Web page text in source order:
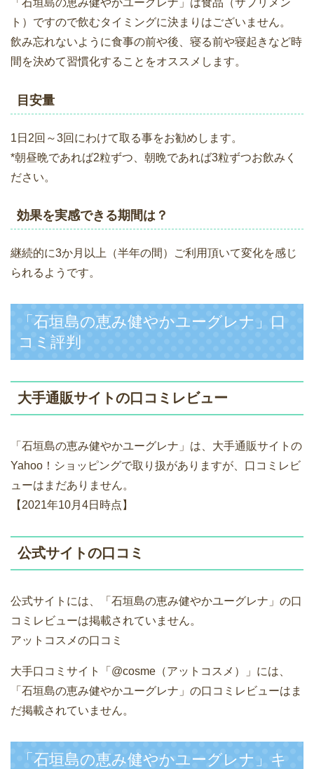
「石垣島の恵み健やかユーグレナ」は食品（サプリメン
ト）ですので飲むタイミングに決まりはございません。
飲み忘れないように食事の前や後、寝る前や寝起きなど時
間を決めて習慣化することをオススメします。
目安量
1日2回～3回にわけて取る事をお勧めします。
*朝昼晩であれば2粒ずつ、朝晩であれば3粒ずつお飲みく
ださい。
効果を実感できる期間は？
継続的に3か月以上（半年の間）ご利用頂いて変化を感じ
られるようです。
「石垣島の恵み健やかユーグレナ」口
コミ評判
大手通販サイトの口コミレビュー
「石垣島の恵み健やかユーグレナ」は、大手通販サイトの
Yahoo！ショッピングで取り扱がありますが、口コミレビ
ューはまだありません。
【2021年10月4日時点】
公式サイトの口コミ
公式サイトには、「石垣島の恵み健やかユーグレナ」の口
コミレビューは掲載されていません。
アットコスメの口コミ
大手口コミサイト「@cosme（アットコスメ）」には、
「石垣島の恵み健やかユーグレナ」の口コミレビューはま
だ掲載されていません。
「石垣島の恵み健やかユーグレナ」キ